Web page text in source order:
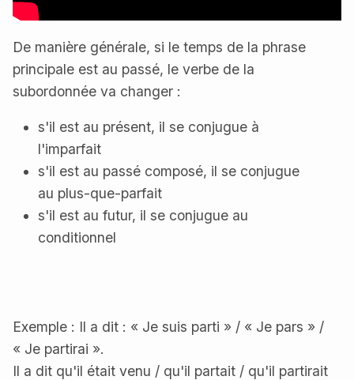
De manière générale, si le temps de la phrase
principale est au passé, le verbe de la
subordonnée va changer :
s'il est au présent, il se conjugue à
l'imparfait
s'il est au passé composé, il se conjugue
au plus-que-parfait
s'il est au futur, il se conjugue au
conditionnel
Exemple : Il a dit : « Je suis parti » / « Je pars » /
« Je partirai ».
Il a dit qu'il était venu / qu'il partait / qu'il partirait